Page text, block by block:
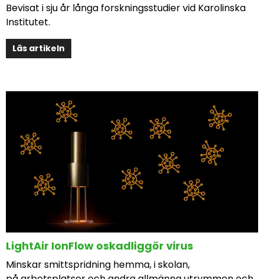
Bevisat i sju år långa forskningsstudier vid Karolinska
Institutet.
Läs artikeln
LightAir IonFlow oskadliggör virus
Minskar smittspridning hemma, i skolan,